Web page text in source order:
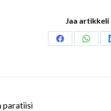
Jaa artikkeli
Share
Share
paratiisi